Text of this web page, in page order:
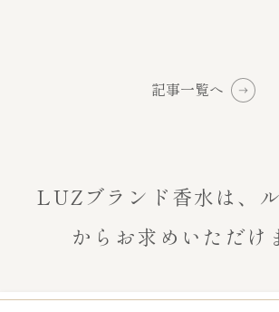
記事一覧へ
LUZブランド香水は、
からお求めいただけ